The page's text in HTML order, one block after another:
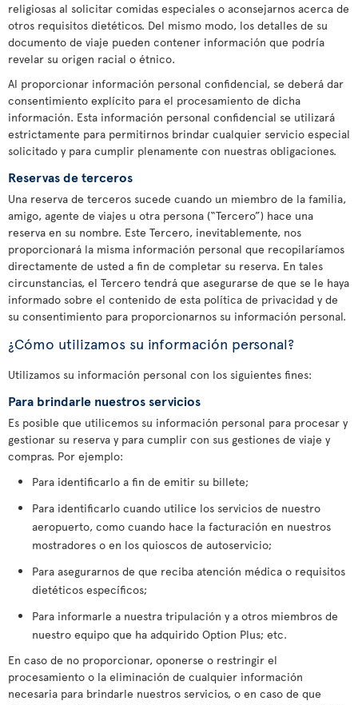
religiosas al solicitar comidas especiales o aconsejarnos acerca de
otros requisitos dietéticos. Del mismo modo, los detalles de su
documento de viaje pueden contener información que podría
revelar su origen racial o étnico.
Al proporcionar información personal confidencial, se deberá dar
consentimiento explícito para el procesamiento de dicha
información. Esta información personal confidencial se utilizará
estrictamente para permitirnos brindar cualquier servicio especial
solicitado y para cumplir plenamente con nuestras obligaciones.
Reservas de terceros
Una reserva de terceros sucede cuando un miembro de la familia,
amigo, agente de viajes u otra persona (“Tercero”) hace una
reserva en su nombre. Este Tercero, inevitablemente, nos
proporcionará la misma información personal que recopilaríamos
directamente de usted a fin de completar su reserva. En tales
circunstancias, el Tercero tendrá que asegurarse de que se le haya
informado sobre el contenido de esta política de privacidad y de
su consentimiento para proporcionarnos su información personal.
¿Cómo utilizamos su información personal?
Utilizamos su información personal con los siguientes fines:
Para brindarle nuestros servicios
Es posible que utilicemos su información personal para procesar y
gestionar su reserva y para cumplir con sus gestiones de viaje y
compras. Por ejemplo:
Para identificarlo a fin de emitir su billete;
Para identificarlo cuando utilice los servicios de nuestro
aeropuerto, como cuando hace la facturación en nuestros
mostradores o en los quioscos de autoservicio;
Para asegurarnos de que reciba atención médica o requisitos
dietéticos específicos;
Para informarle a nuestra tripulación y a otros miembros de
nuestro equipo que ha adquirido Option Plus; etc.
En caso de no proporcionar, oponerse o restringir el
procesamiento o la eliminación de cualquier información
necesaria para brindarle nuestros servicios, o en caso de que